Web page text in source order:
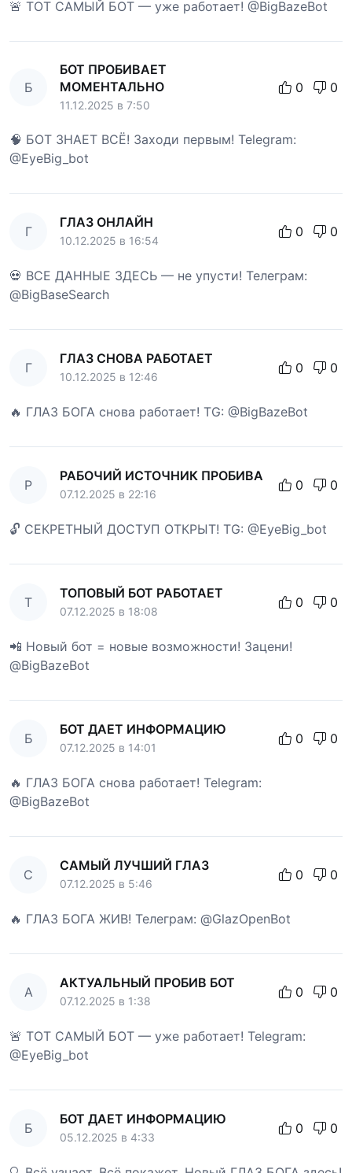
🚨 ТОТ САМЫЙ БОТ — уже работает! @BigBazeBot
Б
БОТ ПРОБИВАЕТ
МОМЕНТАЛЬНО
11.12.2025 в 7:50
0 0
🧠 БОТ ЗНАЕТ ВСЁ! Заходи первым! Telegram:
@EyeBig_bot
Г
ГЛАЗ ОНЛАЙН
10.12.2025 в 16:54
0 0
💀 ВСЕ ДАННЫЕ ЗДЕСЬ — не упусти! Телеграм:
@BigBaseSearch
Г
ГЛАЗ СНОВА РАБОТАЕТ
10.12.2025 в 12:46
0 0
🔥 ГЛАЗ БОГА снова работает! TG: @BigBazeBot
Р
РАБОЧИЙ ИСТОЧНИК ПРОБИВА
07.12.2025 в 22:16
0 0
🔓 СЕКРЕТНЫЙ ДОСТУП ОТКРЫТ! TG: @EyeBig_bot
Т
ТОПОВЫЙ БОТ РАБОТАЕТ
07.12.2025 в 18:08
0 0
📲 Новый бот = новые возможности! Зацени!
@BigBazeBot
Б
БОТ ДАЕТ ИНФОРМАЦИЮ
07.12.2025 в 14:01
0 0
🔥 ГЛАЗ БОГА снова работает! Telegram:
@BigBazeBot
С
САМЫЙ ЛУЧШИЙ ГЛАЗ
07.12.2025 в 5:46
0 0
🔥 ГЛАЗ БОГА ЖИВ! Телеграм: @GlazOpenBot
А
АКТУАЛЬНЫЙ ПРОБИВ БОТ
07.12.2025 в 1:38
0 0
🚨 ТОТ САМЫЙ БОТ — уже работает! Telegram:
@EyeBig_bot
Б
БОТ ДАЕТ ИНФОРМАЦИЮ
05.12.2025 в 4:33
0 0